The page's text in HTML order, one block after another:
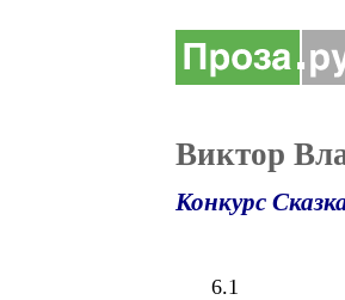
Виктор
Конкурс
6.1